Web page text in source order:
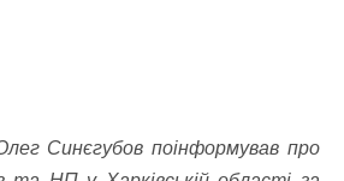
Синєгубов поінформував про